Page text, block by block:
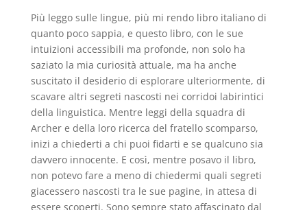
Più leggo sulle lingue, più mi rendo libro italiano di
quanto poco sappia, e questo libro, con le sue
intuizioni accessibili ma profonde, non solo ha
saziato la mia curiosità attuale, ma ha anche
suscitato il desiderio di esplorare ulteriormente, di
scavare altri segreti nascosti nei corridoi labirintici
della linguistica. Mentre leggi della squadra di
Archer e della loro ricerca del fratello scomparso,
inizi a chiederti a chi puoi fidarti e se qualcuno sia
davvero innocente. E così, mentre posavo il libro,
non potevo fare a meno di chiedermi quali segreti
giacessero nascosti tra le sue pagine, in attesa di
essere scoperti. Sono sempre stato affascinato dal